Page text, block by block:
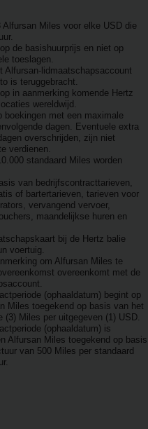
Miles voor elke USD die
de basishuurprijs en niet op
toeslagen.
Alfursan-lidmaatschapsaccount
is teruggebracht.
in aanmerking komende Hertz
wereldwijd.
boekingen met een maximale
dagen. Eventuele extra
overschrijden, zijn niet
verdienen.
standaard Miles worden
van bedrijfscontracttarieven,
of bartertarieven, tarieven voor
vervangend vervoer,
maandelijkse huren en
bij de Hertz balie
voertuig.
om Alfursan Miles te
overeenkomt met de
(ophaaldatum) begint op
Miles toegekend op basis van het
(3) Miles per uitgegeven (1) USD.
(ophaaldatum) is
Alfursan Miles toegekend op basis
van 500 Miles per standaard